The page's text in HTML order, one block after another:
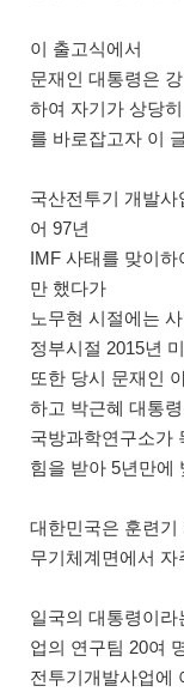
이 출고식에서
문재인 대통령은
하여 자기가 상당
를 바로잡고자 이
국산전투기 개발사
어 97년
IMF 사태를 맞이
만 했다가
노무현 시절에는
정부시절 2015년
또한 당시 문재인
하고 박근혜 대통
국방과학연구소가
힘을 받아 5년만에
대한민국은 훈련기
무기체계면에서
일국의 대통령이
업의 연구팀 20여
전투기개발사업에